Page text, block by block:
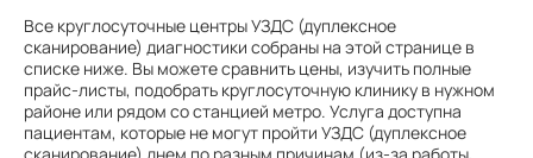
Все круглосуточные центры УЗДС (дуплексное
сканирование) диагностики собраны на этой странице в
списке ниже. Вы можете сравнить цены, изучить полные
прайс-листы, подобрать круглосуточную клинику в нужном
районе или рядом со станцией метро. Услуга доступна
пациентам, которые не могут пройти УЗДС (дуплексное